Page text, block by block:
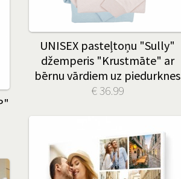
UNISEX pasteļtoņu "Sully"
džemperis "Krustmāte" ar
bērnu vārdiem uz piedurknes
€ 36.99